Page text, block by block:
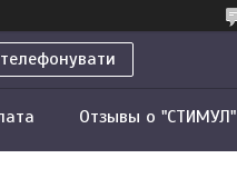
Отзывы о "СТИМУЛ"